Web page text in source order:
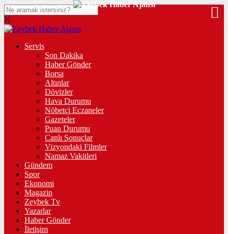
Servis
Son Dakika
Haber Gönder
Borsa
Altınlar
Dövizler
Hava Durumu
Nöbetçi Eczaneler
Gazeteler
Puan Durumu
Canlı Sonuçlar
Vizyondaki Filmler
Namaz Vakitleri
Gündem
Spor
Ekonomi
Magazin
Zeybek Tv
Yazarlar
Haber Gönder
İletişim